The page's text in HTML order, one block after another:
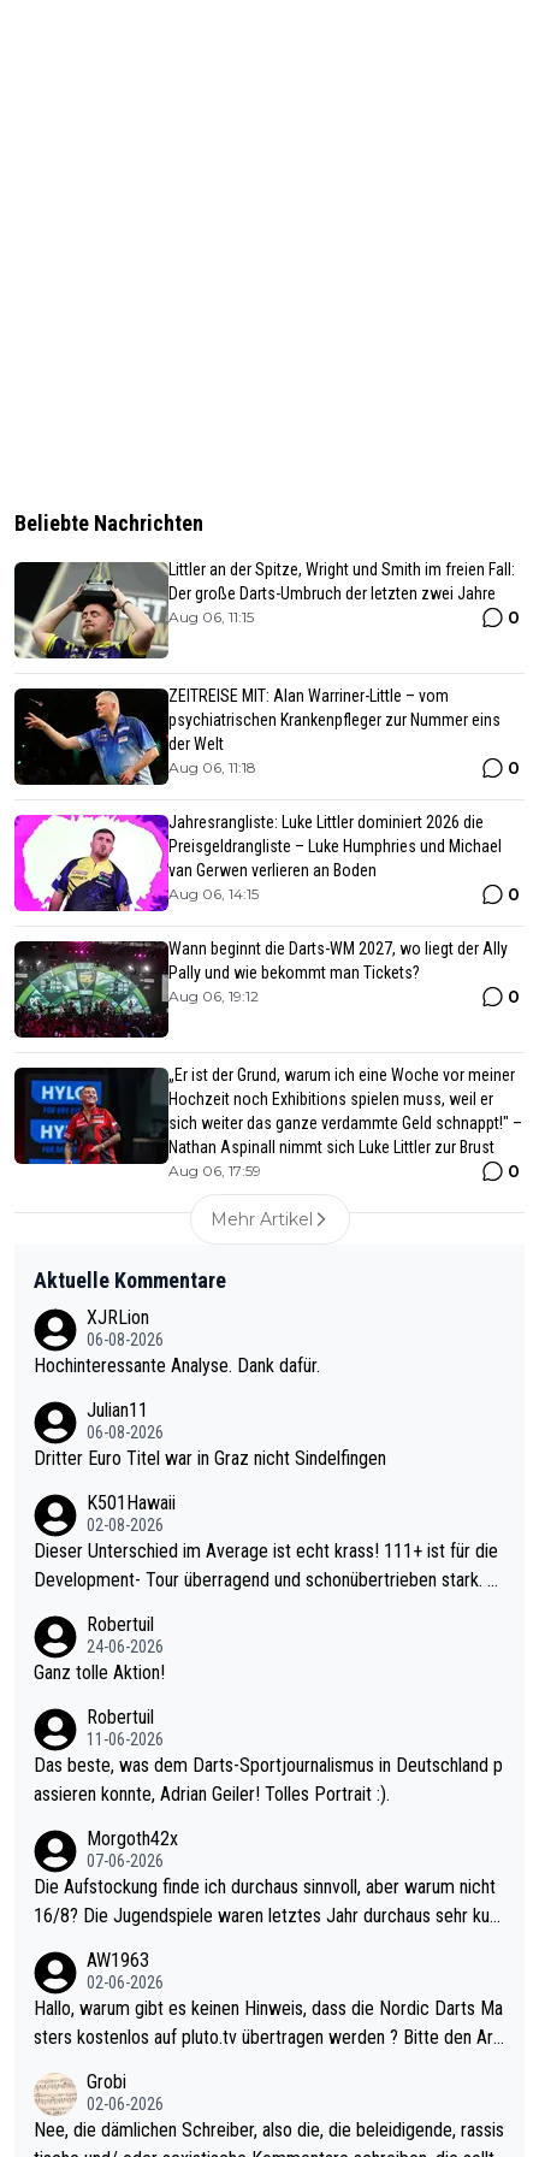
Beliebte Nachrichten
Littler an der Spitze, Wright und Smith im freien Fall:
Der große Darts-Umbruch der letzten zwei Jahre
Aug 06, 11:15 0
ZEITREISE MIT: Alan Warriner-Little – vom
psychiatrischen Krankenpfleger zur Nummer eins
der Welt
Aug 06, 11:18 0
Jahresrangliste: Luke Littler dominiert 2026 die
Preisgeldrangliste – Luke Humphries und Michael
van Gerwen verlieren an Boden
Aug 06, 14:15 0
Wann beginnt die Darts-WM 2027, wo liegt der Ally
Pally und wie bekommt man Tickets?
Aug 06, 19:12 0
„Er ist der Grund, warum ich eine Woche vor meiner
Hochzeit noch Exhibitions spielen muss, weil er
sich weiter das ganze verdammte Geld schnappt!" –
Nathan Aspinall nimmt sich Luke Littler zur Brust
Aug 06, 17:59 0
Mehr Artikel
Aktuelle Kommentare
XJRLion
06-08-2026
Hochinteressante Analyse. Dank dafür.
Julian11
06-08-2026
Dritter Euro Titel war in Graz nicht Sindelfingen
K501Hawaii
02-08-2026
Dieser Unterschied im Average ist echt krass! 111+ ist für die
Development- Tour überragend und schonübertrieben stark. U
mal 40+ erst recht. Da gewinnst keinen Blumentopf - ist ja noc
h krasser wie ein Pokalspiel eines Kreisligisten vs einem Bund
Robertuil
24-06-2026
Ganz tolle Aktion!
Robertuil
11-06-2026
Das beste, was dem Darts-Sportjournalismus in Deutschland p
assieren konnte, Adrian Geiler! Tolles Portrait :).
Morgoth42x
07-06-2026
Die Aufstockung finde ich durchaus sinnvoll, aber warum nicht
16/8? Die Jugendspiele waren letztes Jahr durchaus sehr kurz
Allerdings ist Mitchell Lawrie als Nummer 1 der Welt eh qualifi
ziert. Somit ändert die automatische Qualifikation des Weltmei
sters erstmal nichts. Ich denke sie wollen damit für nächstes J
ohl wenig WDF Turniere spielen. Dies war bei Archie Self letzt
es Jahr der Fall. Er musste als amtierender Weltmeister durch
den Qualifier und ich glaube kaum, dass Mitchel sich das (in Ve
AW1963
02-06-2026
Hallo, warum gibt es keinen Hinweis, dass die Nordic Darts Ma
sters kostenlos auf pluto.tv übertragen werden ? Bitte den Arti
Grobi
02-06-2026
Nee, die dämlichen Schreiber, also die, die beleidigende, rassis